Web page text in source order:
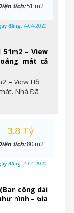
51m2 – View
mát cả
– View Hồ
Nhà Đã
tích:51 m2
đăng: 4-04-2020
(Ban công dài
hình – Gia
3.8 Tỷ
tích:80 m2
đăng: 4-04-2020